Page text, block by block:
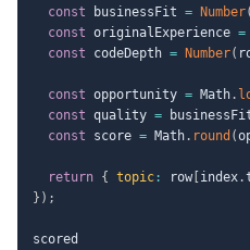
const businessFit = Number(
const originalExperience =
const codeDepth = Number(
const opportunity = Math.
const quality =
const score = Math. round (
return { topic : row index.
} ) ;
scored